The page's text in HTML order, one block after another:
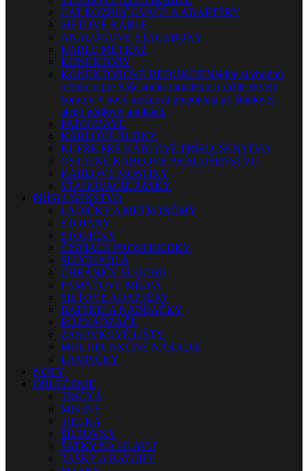
CAT ROZBOČOVAČE A ADAPTÉRY
SIEŤOVÉ KÁBLE
ANALÓGOVÉ STAGEBOXY
KÁBLE METRÁŽ
KONEKTORY
KONEKTOROVÉ REDUKCIENájdite si vhodnú
redukciu pre Vaše audio zariadenie a zažite skvelý
komfort + nové možnosti prepojenia pri štúdiovej,
alebo pódiovej aplikácii.
PATCHBAYE
KÁBLOVÉ BUBNY
KUFRE PRE KÁBLOVÉ PRÍSLUŠENSTVO
OSTATNÉ KÁBLOVÉ PRÍSLUŠENSTVO
KÁBLOVÉ MOSTÍKY
SŤAHOVACIE PÁSKY
PRÍSLUŠENSTVO
LADIČKY A METRONÓMY
STOJANY
STOLIČKY
ČISTIACE PROSTRIEDKY
SLÚCHADLÁ
CHRÁNIČE SLUCHU
PAMÄŤOVÉ MÉDIÁ
SIEŤOVÉ ADAPTÉRY
BATÉRIE A NABÍJAČKY
ROZVÁDZAČE
ZÁSUVKOVÉ LIŠTY
MULTIFUNKČNÉ NÁRADIE
LAMPIČKY
NOTY
OBLEČENIE
TRIČKÁ
MIKINY
TIELKA
ŠILTOVKY
ŠATKY NA HLAVU
TAŠKY A BATOHY